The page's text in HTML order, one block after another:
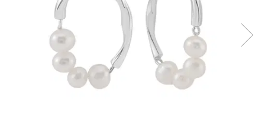
semipretioase
Bijuterii argint placat cu aur
Bijuterii argint cu diverse
Bijuterii argint cu murano
Bijuterii de Lux
Bijuterii gotice si rock
Bijuterii Handmade
Bijuterii fantezie
Casete si cutii de bijuterii